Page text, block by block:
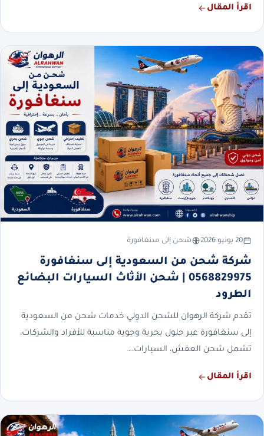
اقرأ المقال
20 يونيو 2026 شحن إلى سنغافورة
شركة شحن من السعودية إلى سنغافورة
0568829975 | شحن الأثاث السيارات البضائع
الطرود
تقدم شركة الرهوان للشحن الدولي خدمات شحن من السعودية
إلى سنغافورة عبر حلول بحرية وجوية مناسبة للأفراد والشركات،
تشمل شحن العفش، السيارات،…
اقرأ المقال